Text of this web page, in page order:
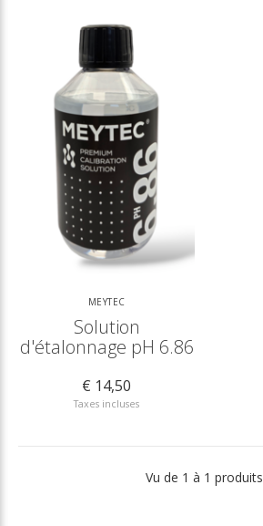
MEYTEC
Solution
d'étalonnage pH 6.86
€ 14,50
Taxes incluses
Vu de 1 à 1 produits